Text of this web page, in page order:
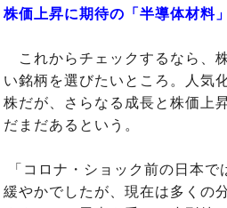
株価上昇に期待の「半導体材料
これからチェックするなら、
い銘柄を選びたいところ。人気
株だが、さらなる成長と株価上
だまだあるという。
「コロナ・ショック前の日本で
緩やかでしたが、現在は多くの